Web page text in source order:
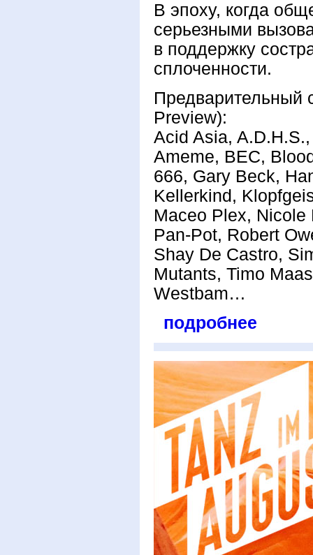
В эпоху, когда
серьезными
в поддержку
сплоченности.
Предварительный
Preview):
Acid Asia,
Ameme, BEC,
666, Gary Beck,
Kellerkind,
Maceo Plex, Nicole
Pan-Pot, Robert
Shay De Castro,
Mutants, Timo
Westbam…
подробнее